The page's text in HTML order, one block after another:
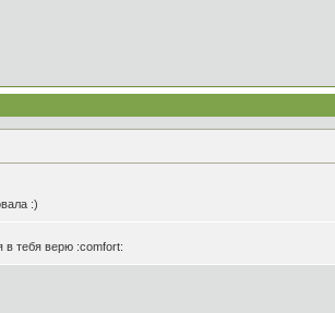
:)
в тебя верю :comfort: